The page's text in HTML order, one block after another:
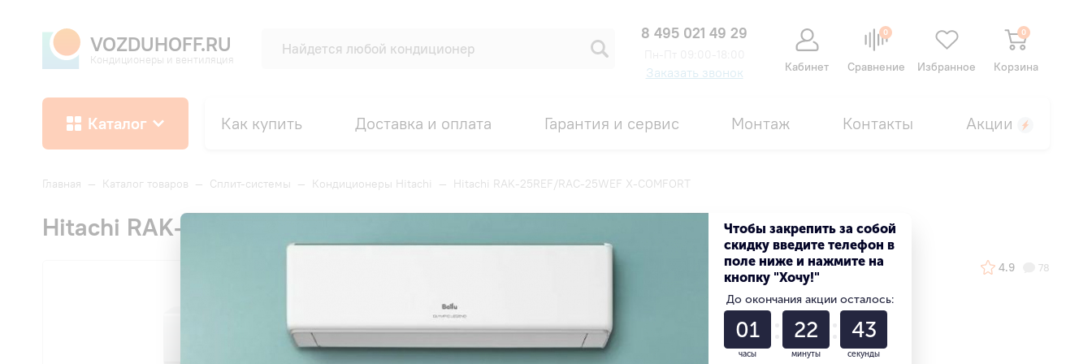
VOZDUHOFF.RU
Кондиционеры и вентиляция
8 495 021 49 29
Заказать звонок Кабинет
0
Сравнение Избранное
0
Корзина
Каталог Как купить Доставка и оплата Гарантия и сервис Монтаж Контакты Акции
Главная — Каталог товаров — Сплит-системы — Кондиционеры Hitachi — Hitachi RAK-25REF/RAC-25WEF X-COMFORT
Hitachi RAK-25REF/RAC-25WEF X-COMFORT
4.9 78
Получить скидку
Чтобы закрепить за собой
скидку введите телефон в
поле ниже и нажмите на
кнопку "Хочу!"
До окончания акции осталось:
01
часы
22
минуты
42
секунды